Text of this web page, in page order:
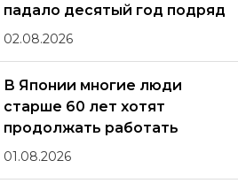
падало десятый год подряд
02.08.2026
В Японии многие люди
старше 60 лет хотят
продолжать работать
01.08.2026